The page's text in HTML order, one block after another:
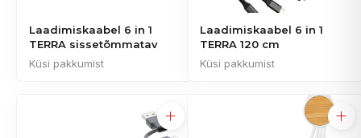
Laadimiskaabel 6 in 1
TERRA sissetõmmatav
Küsi pakkumist
Laadimiskaabel 6 in 1
TERRA 120 cm
Küsi pakkumist